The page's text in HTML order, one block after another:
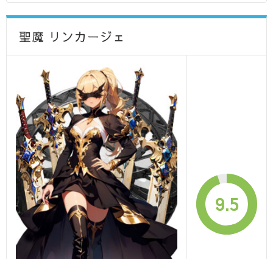
聖魔 リンカージェ
9.5